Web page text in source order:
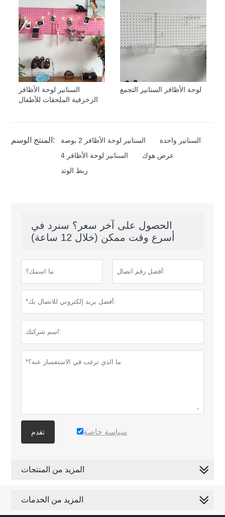
السنانير لوحة الأظافر
الزخرفية الملحقات للأطفال
لوحة الأظافر السنانير التجمع
المنتج الوسم: السنانير لوحة الأظافر 2 بوصة
السنانير واحدة
4 السنانير لوحة الأظافر
عرض هوك
ربط الوتد
الحصول على آخر سعر؟ سنرد في
أسرع وقت ممكن (خلال 12 ساعة)
تقدم سياسة خاصة
المزيد من المنتجات
المزيد من الخدمات